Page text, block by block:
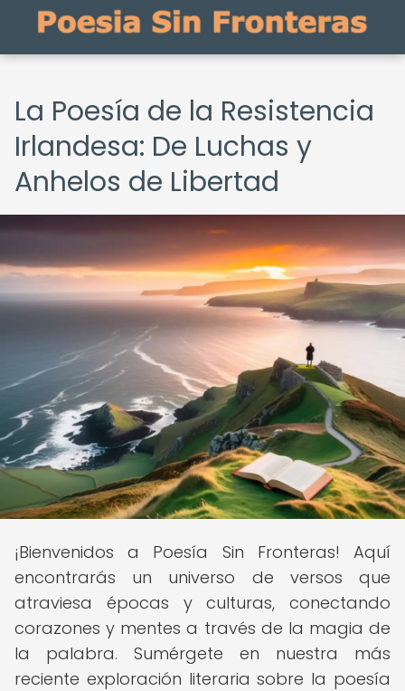
La Poesía de la Resistencia
Irlandesa: De Luchas y
Anhelos de Libertad
¡Bienvenidos a Poesía Sin Fronteras! Aquí
encontrarás un universo de versos que
atraviesa épocas y culturas, conectando
corazones y mentes a través de la magia de
la palabra. Sumérgete en nuestra más
reciente exploración literaria sobre la poesía